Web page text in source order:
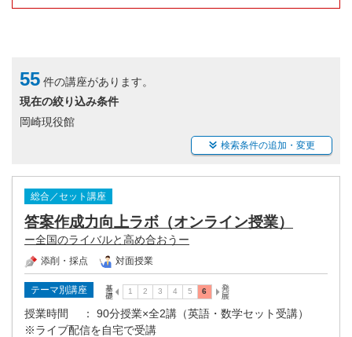
55 件の講座があります。
現在の絞り込み条件
岡崎現役館
検索条件の追加・変更
総合／セット講座
答案作成力向上ラボ（オンライン授業）
ー全国のライバルと高め合おうー
添削・採点 対面授業
テーマ別講座
授業時間
： 90分授業×全2講（英語・数学セット受講）
※ライブ配信を自宅で受講